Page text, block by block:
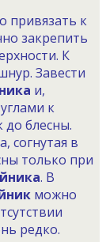
привязать к
закрепить
К
Завести
и,
к
до блесны.
согнутая в
только при
. В
можно
редко.